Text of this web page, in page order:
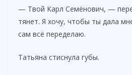
— Твой Карл Семёнович, —
тянет. Я хочу, чтобы ты дала
сам всё переделаю.
Татьяна стиснула губы.